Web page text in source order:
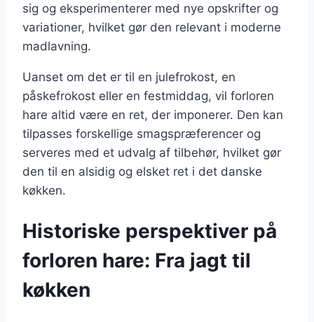
sig og eksperimenterer med nye opskrifter og
variationer, hvilket gør den relevant i moderne
madlavning.
Uanset om det er til en julefrokost, en
påskefrokost eller en festmiddag, vil forloren
hare altid være en ret, der imponerer. Den kan
tilpasses forskellige smagspræferencer og
serveres med et udvalg af tilbehør, hvilket gør
den til en alsidig og elsket ret i det danske
køkken.
Historiske perspektiver på
forloren hare: Fra jagt til
køkken